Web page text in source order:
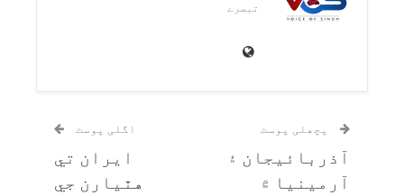
تبصرے
پچھلی پوسٹ
آذربائيجان ۽
آرمينيا ۾
اگلی پوسٹ
ايران تي
هٿيارن جي